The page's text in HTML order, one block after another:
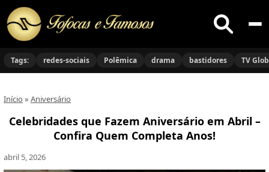
Buscar
no
Tags: redes-sociais Polêmica drama bastidores TV
Início » Aniversário
Celebridades que Fazem Aniversário em Abril –
Confira Quem Completa Anos!
abril 5, 2026